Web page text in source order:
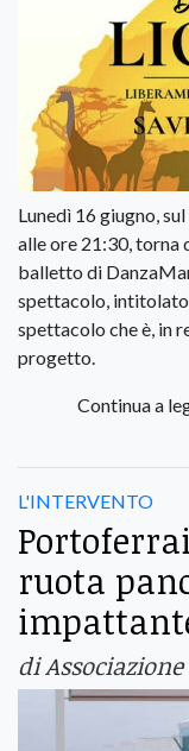
Lunedì 16 giugno,
alle ore 21:30, torna
balletto di
spettacolo, intitolato
spettacolo che è, in
progetto.
Continua a
L'INTERVENTO
ruota
di